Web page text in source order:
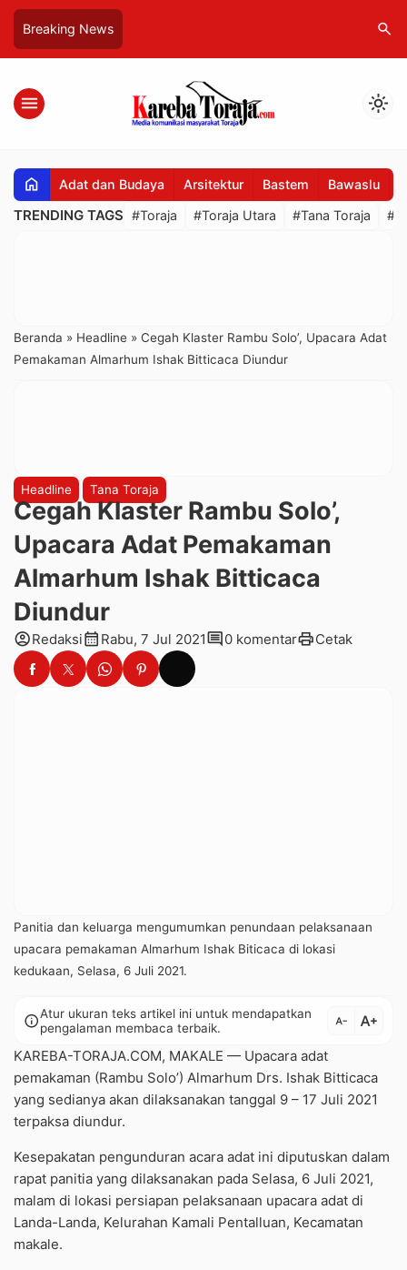
Breaking News search
menu light_mode
home Adat dan Budaya Arsitektur Bastem Bawaslu
TRENDING TAGS #Toraja #Toraja Utara #Tana Toraja
Beranda » Headline » Cegah Klaster Rambu Solo’, Upacara Adat
Pemakaman Almarhum Ishak Bitticaca Diundur
Headline Tana Toraja
Cegah Klaster Rambu Solo’,
Upacara Adat Pemakaman
Almarhum Ishak Bitticaca
Diundur
account_circleRedaksicalendar_month Rabu, 7 Jul 2021comment0 komentarprintCetak
Panitia dan keluarga mengumumkan penundaan pelaksanaan
upacara pemakaman Almarhum Ishak Biticaca di lokasi
kedukaan, Selasa, 6 Juli 2021.
infoAtur ukuran teks artikel ini untuk mendapatkan
pengalaman membaca terbaik.
text_decrease text_increase
KAREBA-TORAJA.COM, MAKALE — Upacara adat
pemakaman (Rambu Solo’) Almarhum Drs. Ishak Bitticaca
yang sedianya akan dilaksanakan tanggal 9 – 17 Juli 2021
terpaksa diundur.
Kesepakatan pengunduran acara adat ini diputuskan dalam
rapat panitia yang dilaksanakan pada Selasa, 6 Juli 2021,
malam di lokasi persiapan pelaksanaan upacara adat di
Landa-Landa, Kelurahan Kamali Pentalluan, Kecamatan
makale.